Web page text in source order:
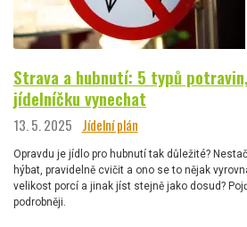
Strava a hubnutí: 5 typů
jídelníčku vynechat
13. 5. 2025 Jídelní plán
Opravdu je jídlo pro hubnutí tak důležité?
hýbat, pravidelně cvičit a ono se to nějak
velikost porcí a jinak jíst stejně jako dosud?
podrobněji.